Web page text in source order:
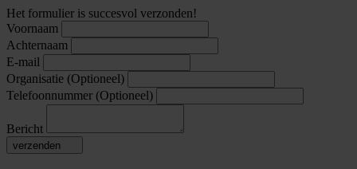
Het formulier is succesvol verzonden!
Voornaam
Achternaam
E-mail
Organisatie (Optioneel)
Telefoonnummer (Optioneel)
Bericht
verzenden